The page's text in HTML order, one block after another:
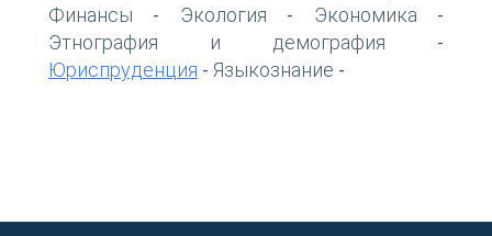
Финансы - Экология - Экономика -
Этнография и демография -
Юриспруденция - Языкознание -